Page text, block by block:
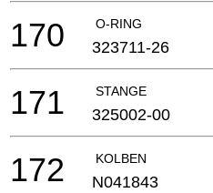
O-RING
170 323711-26
STANGE
171 325002-00
KOLBEN
172 N041843